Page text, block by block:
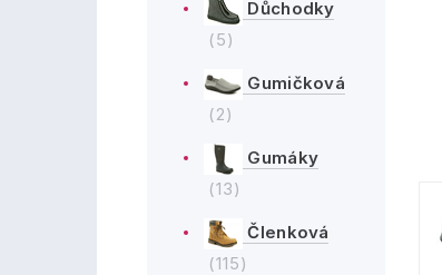
Důchodky
(5)
Gumičková
(2)
Gumáky
(13)
Členková
(115)